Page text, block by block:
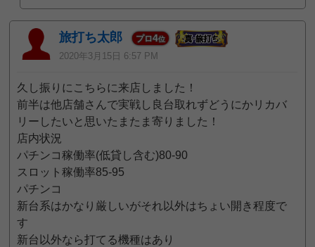
旅打ち太郎 プロ4位
2020年3月15日 6:57 PM
久し振りにこちらに来店しました！
前半は他店舗さんで実戦し良台取れずどうにかリカバ
リーしたいと思いたまたま寄りました！
店内状況
パチンコ稼働率(低貸し含む)80-90
スロット稼働率85-95
パチンコ
新台系はかなり厳しいがそれ以外はちょい開き程度で
す
新台以外なら打てる機種はあり